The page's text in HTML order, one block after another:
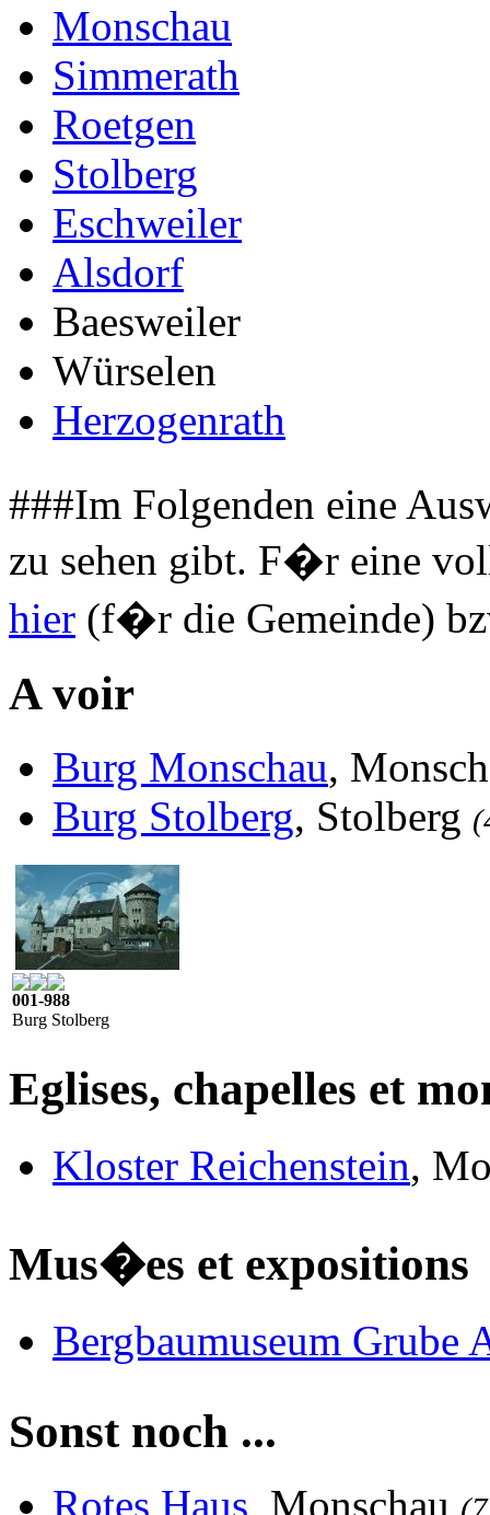
Monschau
Simmerath
Roetgen
Stolberg
Eschweiler
Alsdorf
Baesweiler
Würselen
Herzogenrath
###Im Folgenden eine
zu sehen gibt. F�r eine
hier (f�r die Gemeinde)
A voir
Burg Monschau,
Burg Stolberg, Stolberg
001-988
Burg Stolberg
Eglises, chapelles et
Kloster Reichenstein,
Mus�es et expositions
Bergbaumuseum Grube
Sonst noch ...
Rotes Haus , Monschau